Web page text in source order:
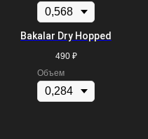
Bakalar Dry Hopped
490 ₽
Объем